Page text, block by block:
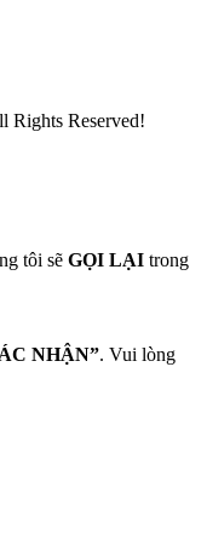
Rights Reserved!
tôi sẽ GỌI LẠI trong
NHẬN”. Vui lòng